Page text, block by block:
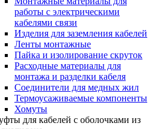
работы с электрическими
кабелями связи
Изделия для заземления кабелей
Ленты монтажные
Пайка и изолирование скруток
Расходные материалы для
монтажа и разделки кабеля
Соединители для медных жил
Термоусаживаемые компоненты
Хомуты
для кабелей с оболочками из